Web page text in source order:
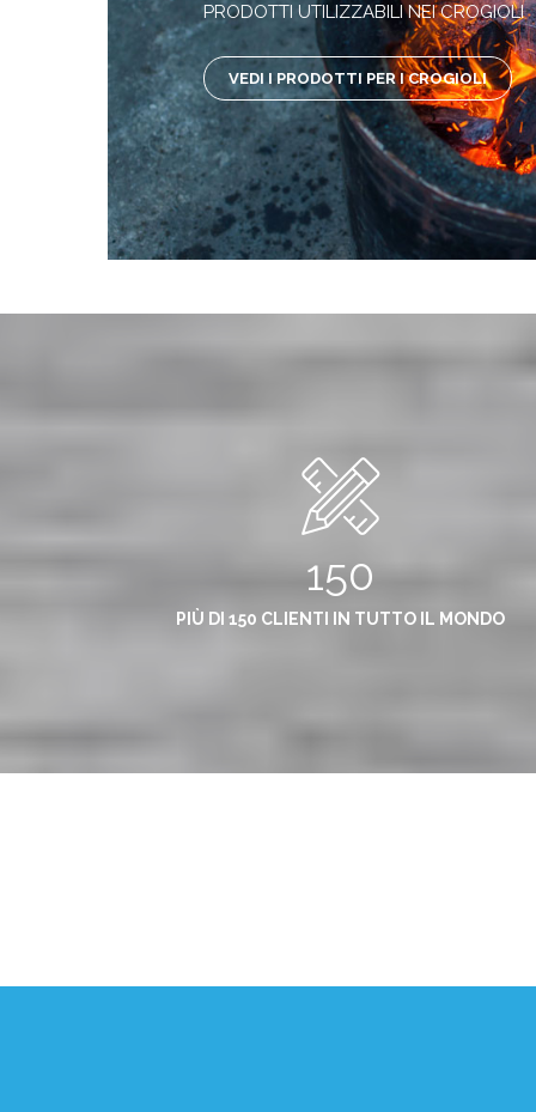
PRODOTTI UTILIZZABILI NEI CROGIOLI
VEDI I PRODOTTI PER I CROGIOLI
150
PIÙ DI 150 CLIENTI IN TUTTO IL MONDO